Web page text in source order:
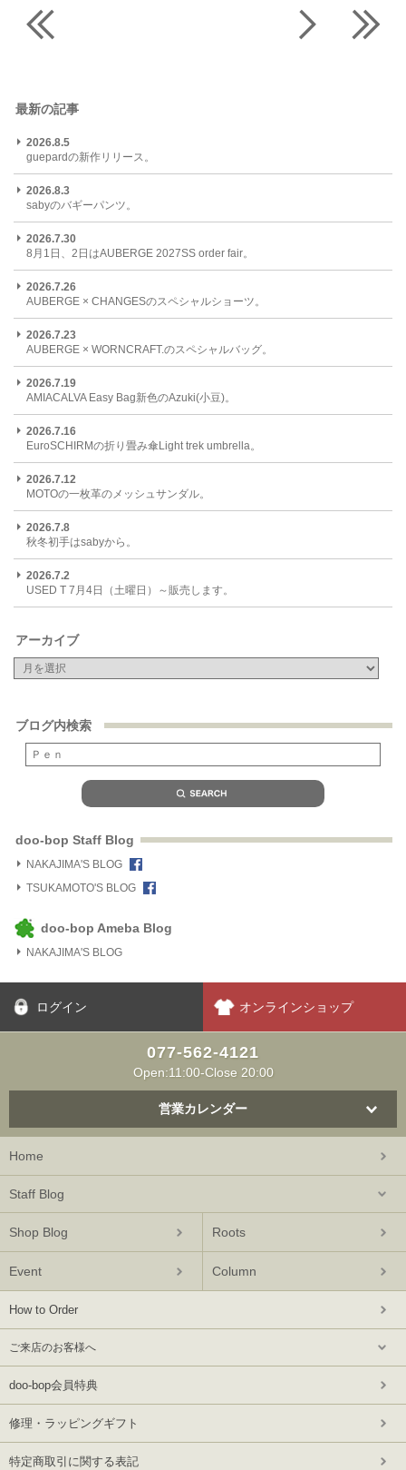
最新の記事
2026.8.5
guepardの新作リリース。
2026.8.3
sabyのバギーパンツ。
2026.7.30
8月1日、2日はAUBERGE 2027SS order fair。
2026.7.26
AUBERGE × CHANGESのスペシャルショーツ。
2026.7.23
AUBERGE × WORNCRAFT.のスペシャルバッグ。
2026.7.19
AMIACALVA Easy Bag新色のAzuki(小豆)。
2026.7.16
EuroSCHIRMの折り畳み傘Light trek umbrella。
2026.7.12
MOTOの一枚革のメッシュサンダル。
2026.7.8
秋冬初手はsabyから。
2026.7.2
USED T 7月4日（土曜日）～販売します。
アーカイブ
ブログ内検索
doo-bop Staff Blog
NAKAJIMA'S BLOG
TSUKAMOTO'S BLOG
doo-bop Ameba Blog
NAKAJIMA'S BLOG
ログイン オンラインショップ
077-562-4121
Open:11:00-Close 20:00
営業カレンダー
Home
Staff Blog
Shop Blog Roots
Event Column
How to Order
ご来店のお客様へ
doo-bop会員特典
修理・ラッピングギフト
特定商取引に関する表記